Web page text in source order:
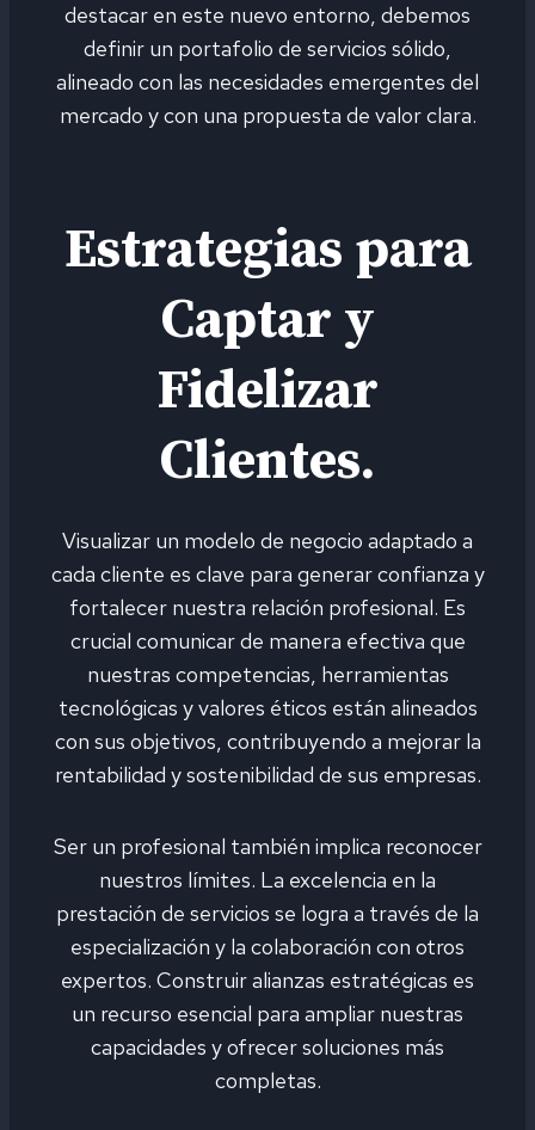
destacar en este nuevo entorno, debemos
definir un portafolio de servicios sólido,
alineado con las necesidades emergentes del
mercado y con una propuesta de valor clara.
Estrategias para
Captar y
Fidelizar
Clientes.
Visualizar un modelo de negocio adaptado a
cada cliente es clave para generar confianza y
fortalecer nuestra relación profesional. Es
crucial comunicar de manera efectiva que
nuestras competencias, herramientas
tecnológicas y valores éticos están alineados
con sus objetivos, contribuyendo a mejorar la
rentabilidad y sostenibilidad de sus empresas.
Ser un profesional también implica reconocer
nuestros límites. La excelencia en la
prestación de servicios se logra a través de la
especialización y la colaboración con otros
expertos. Construir alianzas estratégicas es
un recurso esencial para ampliar nuestras
capacidades y ofrecer soluciones más
completas.